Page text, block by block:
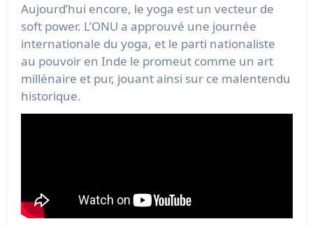
Aujourd’hui encore, le yoga est un vecteur de
soft power. L’ONU a approuvé une journée
internationale du yoga, et le parti nationaliste
au pouvoir en Inde le promeut comme un art
millénaire et pur, jouant ainsi sur ce malentendu
historique.